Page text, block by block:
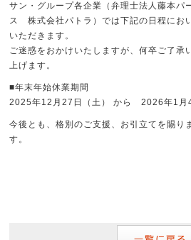
サン・グループ各企業（弁理士法人藤本
ス 株式会社パトラ）では下記の日程にお
いただきます。
ご迷惑をおかけいたしますが、何卒ご了承
上げます。
■年末年始休業期間
2025年12月27日（土） から 2026年1月
今後とも、格別のご支援、お引立てを賜り
す。